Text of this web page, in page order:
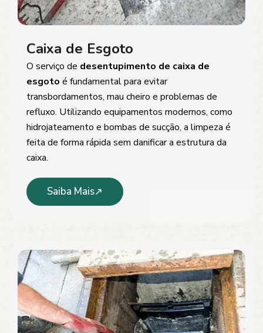
Caixa de Esgoto
O serviço de desentupimento de caixa de
esgoto é fundamental para evitar
transbordamentos, mau cheiro e problemas de
refluxo. Utilizando equipamentos modernos, como
hidrojateamento e bombas de sucção, a limpeza é
feita de forma rápida sem danificar a estrutura da
caixa.
Saiba Mais